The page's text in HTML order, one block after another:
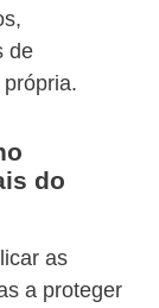
de
do
as
a proteger